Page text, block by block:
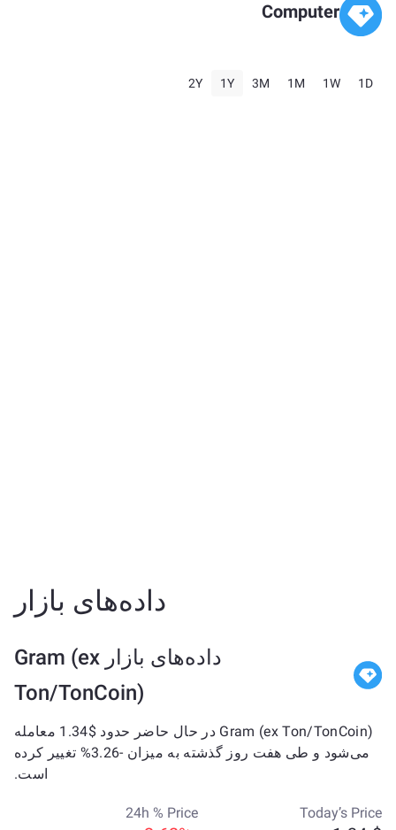
Computer
1D
1W
1M
3M
1Y
2Y
داده‌های بازار
داده‌های بازار Gram (ex
Ton/TonCoin)
Gram (ex Ton/TonCoin) در حال حاضر حدود $1.34 معامله
می‌شود و طی هفت روز گذشته به میزان -3.26% تغییر کرده
است.
Today’s Price
24h % Price